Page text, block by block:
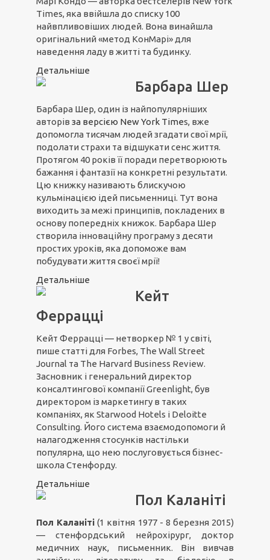
Times, яка ввійшла до списку 100
найвпливовіших людей. Вона винайшла
оригінальний «метод КонМарі» для
наведення ладу в житті та будинку.
Детальніше
Барбара Шер
Барбара Шер, один із найпопулярніших
авторів за версією New York Times, вже
допомогла тисячам людей згадати свої мрії,
подолати страхи та відшукати сенс життя.
Протягом 40 років її поради перетворюють
бажання і фантазії на конкретні результати.
Цю книжку називають блискучою
кульмінацією ідей письменниці. Тут вона
виходить за межі принципів, покладених в
основу попередніх книжок. Барбара Шер
створила інноваційну програму з десяти
простих уроків, яка допоможе вам
побудувати життя своєї мрії!
Детальніше
Кейт
Феррацці
Кейт Феррацці — нетворкер № 1 у світі,
пише статті для Forbes, The Wall Street
Journal та The Harvard Business Review.
Засновник і генеральний директор
консалтингової компанії Greenlight, був
директором із маркетингу в таких
компаніях, як Starwood Hotels і Deloitte
Consulting. Його система взаємодопомоги й
налагодження стосунків настільки
популярна, що нею послуговується бізнес-
школа Стенфорду.
Детальніше
Пол Каланіті
Пол Каланіті (1 квітня 1977 - 8 березня 2015)
— стенфордський нейрохірург, доктор
медичних наук, письменник. Він вивчав